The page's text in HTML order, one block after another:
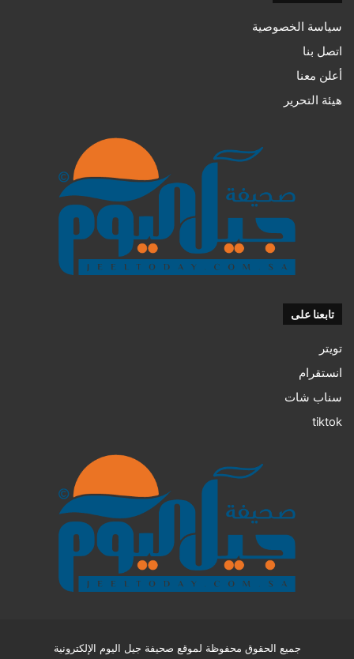
سياسة الخصوصية
اتصل بنا
أعلن معنا
هيئة التحرير
تابعنا على
تويتر
انستقرام
سناب شات
tiktok
جميع الحقوق محفوظة لموقع صحيفة جيل اليوم الإلكترونية